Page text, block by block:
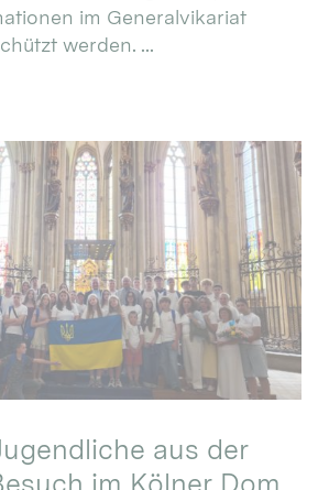
im Generalvikariat
werden. ...
aus der